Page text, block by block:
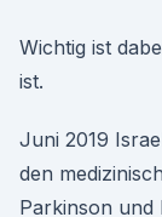
Wichtig ist
ist.
Juni 2019
den
Parkinson und